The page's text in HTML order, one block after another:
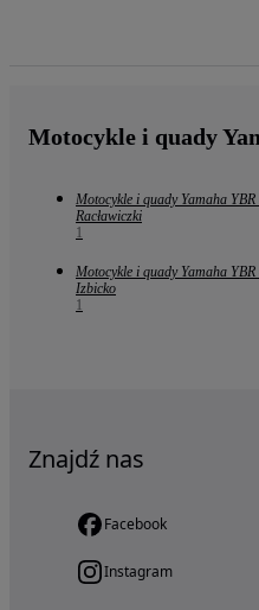
Motocykle i quady
Motocykle i quady Yamaha YBR
Racławiczki
1
Motocykle i quady Yamaha YBR
Izbicko
1
Znajdź nas
Facebook
Instagram